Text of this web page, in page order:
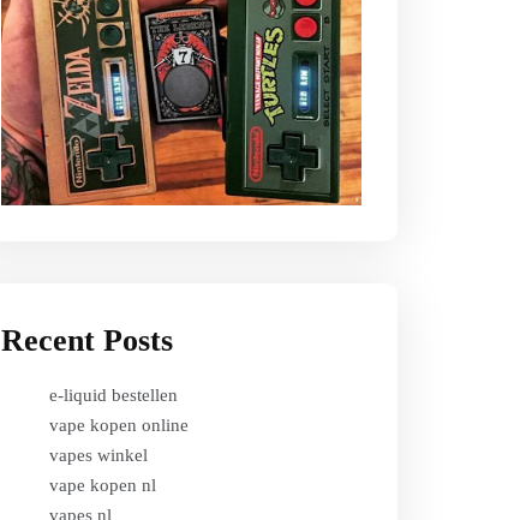
Recent Posts
e-liquid bestellen
vape kopen online
vapes winkel
vape kopen nl
vapes nl